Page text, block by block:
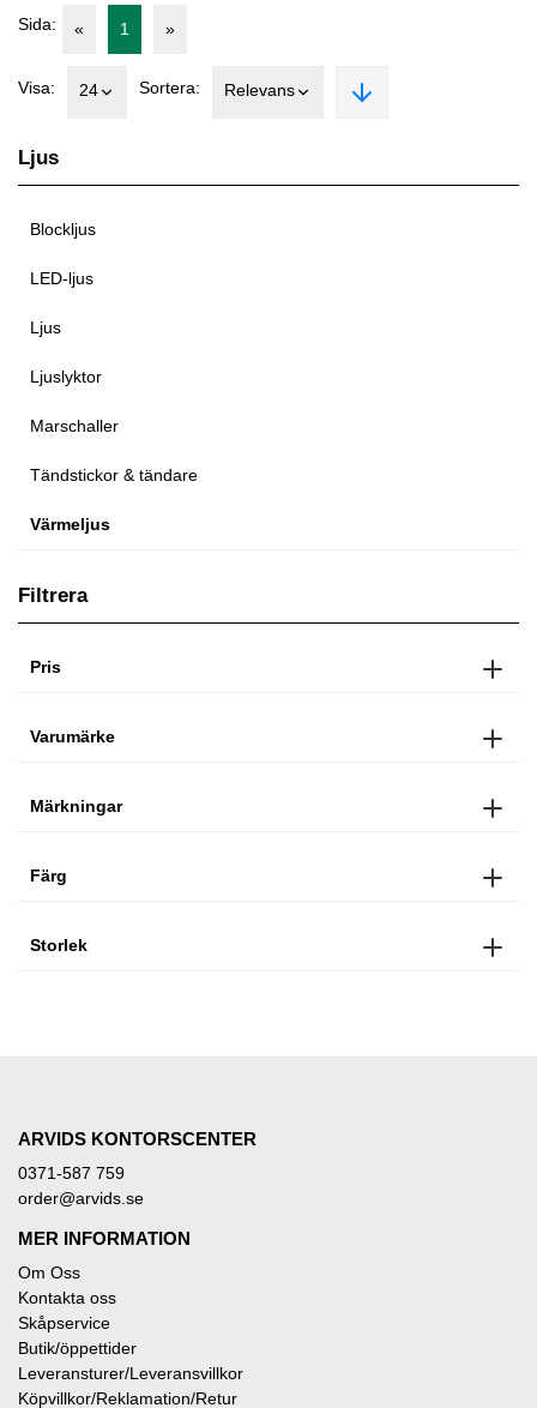
Ljus
Blockljus
LED-ljus
Ljus
Ljuslyktor
Marschaller
Tändstickor & tändare
Värmeljus
Filtrera
Pris
Varumärke
Märkningar
Färg
Storlek
Sida: « 1 »
Visa: 24 Sortera: Relevans
ARVIDS KONTORSCENTER
0371-587 759
order@arvids.se
MER INFORMATION
Om Oss
Kontakta oss
Skåpservice
Butik/öppettider
Leveransturer/Leveransvillkor
Köpvillkor/Reklamation/Retur